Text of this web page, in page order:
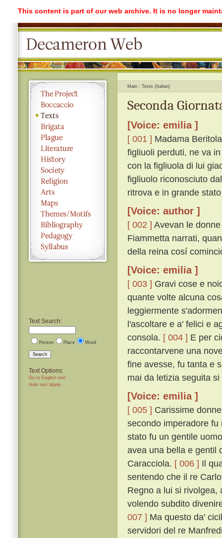
This content is part of our web archive. It is no longer
Text Search:
Person Place Word
Search
Text Options:
Go to English text
Hide text labels
Main Texts (Italian)
Seconda
[Voice: emilia ]
[ 001 ] Madama
figliuoli perduti, ne va
con la figliuola di lui
figliuolo riconosciuto
ritrova e in grande
[Voice: author ]
[ 002 ] Avevan le
Fiammetta narrati,
della reina cosí
[Voice: emilia ]
[ 003 ] Gravi cose e
quante volte alcuna
leggiermente
l'ascoltare e a' felici e
consola. [ 004 ] E per
raccontarvene una
fine avesse, fu tanta e
mai da letizia seguita
[Voice: emilia ]
[ 005 ] Carissime
secondo imperadore
stato fu un gentile
avea una bella e gentil
Caracciola. [ 006 ] Il
sentendo che il re
Regno a lui si rivolgea,
volendo subdito
007 ] Ma questo da'
servidori del re